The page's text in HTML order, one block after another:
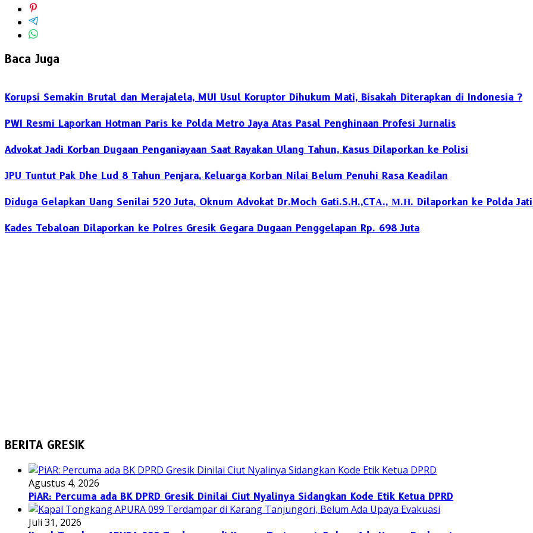
Baca Juga
Korupsi Semakin Brutal dan Merajalela, MUI Usul Koruptor Dihukum Mati, Bisakah Diterapkan di Indonesia ?
PWI Resmi Laporkan Hotman Paris ke Polda Metro Jaya Atas Pasal Penghinaan Profesi Jurnalis
Advokat Jadi Korban Dugaan Penganiayaan Saat Rayakan Ulang Tahun, Kasus Dilaporkan ke Polisi
JPU Tuntut Pak Dhe Lud 8 Tahun Penjara, Keluarga Korban Nilai Belum Penuhi Rasa Keadilan
Diduga Gelapkan Uang Senilai 520 Juta, Oknum Advokat Dr.Moch Gati.S.H.,CTА., М.Н. Dilaporkan ke Polda
Kades Tebaloan Dilaporkan ke Polres Gresik Gegara Dugaan Penggelapan Rp. 698 Juta
BERITA GRESIK
Agustus 4, 2026
PiAR: Percuma ada BK DPRD Gresik Dinilai Ciut Nyalinya Sidangkan Kode Etik Ketua DPRD
Juli 31, 2026